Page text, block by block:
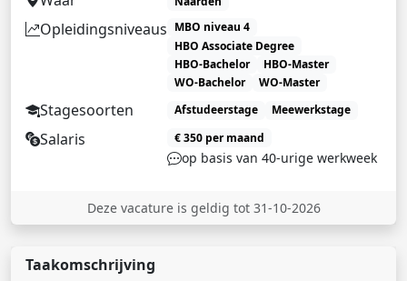
Opleidingsniveaus MBO niveau 4
HBO Associate Degree
HBO-Bachelor
HBO-Master
WO-Bachelor
WO-Master
Stagesoorten Afstudeerstage Meewerkstage
Salaris € 350 per maand
op basis van 40-urige werkweek
Deze vacature is geldig tot 31-10-2026
Taakomschrijving